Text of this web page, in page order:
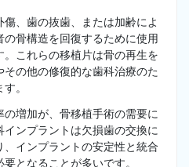
、歯の抜歯、または加齢によ
骨構造を回復するために使用
これらの移植片は骨の再生を
の他の修復的な歯科治療のた
。
増加が、骨移植手術の需要に
ンプラントは欠損歯の交換に
インプラントの安定性と統合
となることが多いです。